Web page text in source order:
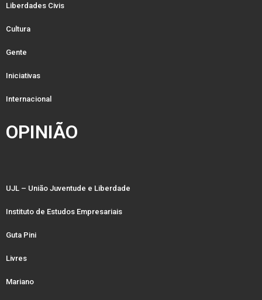
Liberdades Civis
Cultura
Gente
Iniciativas
Internacional
OPINIÃO
UJL – União Juventude e Liberdade
Instituto de Estudos Empresariais
Guta Pini
Livres
Mariano